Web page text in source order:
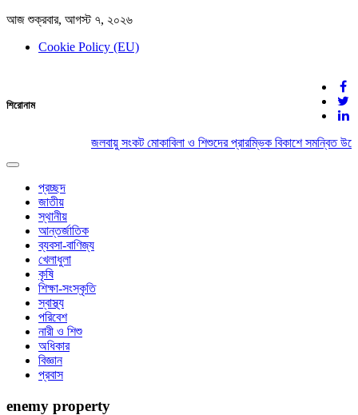
আজ শুক্রবার, আগস্ট ৭, ২০২৬
Cookie Policy (EU)
দেশের খবর
যুক্ত থাকুন দেশের সঙ্গে
শিরোনাম
জলবায়ু সংকট মোকাবিলা ও শিশুদের প্রারম্ভিক বিকাশে সমন্বিত
Toggle
navigation
প্রচ্ছদ
জাতীয়
স্থানীয়
আন্তর্জাতিক
ব্যবসা-বাণিজ্য
খেলাধুলা
কৃষি
শিক্ষা-সংস্কৃতি
স্বাস্থ্য
পরিবেশ
নারী ও শিশু
অধিকার
বিজ্ঞান
প্রবাস
enemy property